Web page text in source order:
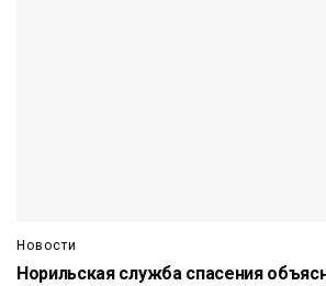
Новости
Норильская служба спасения